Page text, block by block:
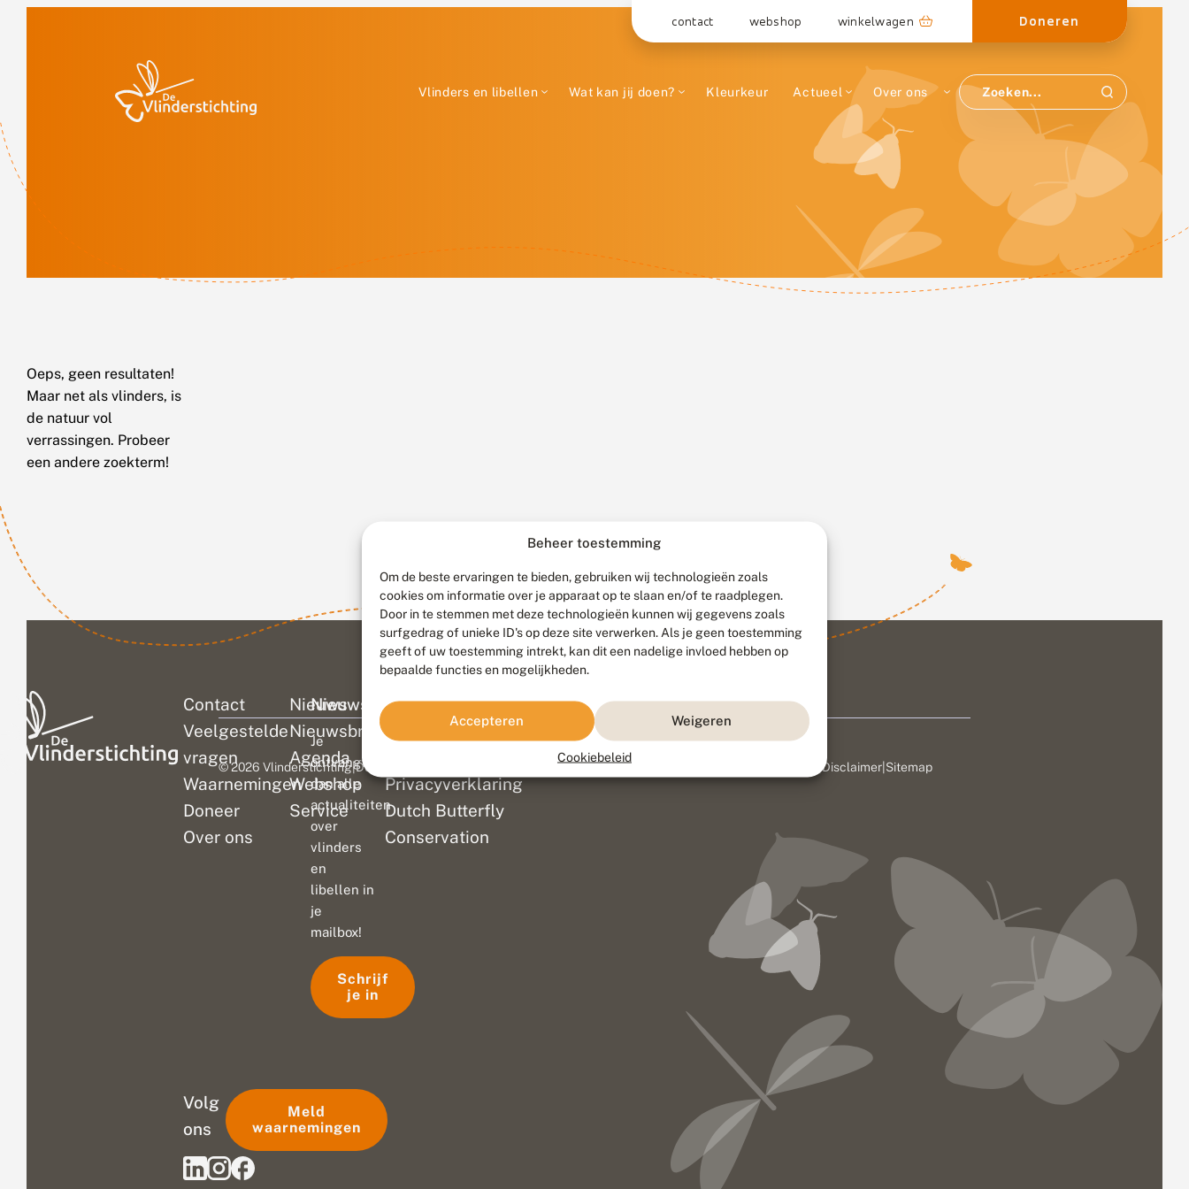
Beheer toestemming
Om de beste ervaringen te bieden, gebruiken wij technologieën zoals
cookies om informatie over je apparaat op te slaan en/of te raadplegen.
Door in te stemmen met deze technologieën kunnen wij gegevens zoals
surfgedrag of unieke ID's op deze site verwerken. Als je geen toestemming
geeft of uw toestemming intrekt, kan dit een nadelige invloed hebben op
bepaalde functies en mogelijkheden.
Accepteren Weigeren
Cookiebeleid
contact webshop winkelwagen Doneren
Vlinders en libellen Wat kan jij doen? Kleurkeur Actueel Over ons
Oeps, geen resultaten!
Maar net als vlinders, is
de natuur vol
verrassingen. Probeer
een andere zoekterm!
Contact
Veelgestelde
vragen
Waarnemingen
Doneer
Over ons
Nieuws
Nieuwsbrief
Agenda
Webshop
Service
Colofon
Disclaimer
Privacyverklaring
Dutch Butterfly
Conservation
Nieuwsbrief
Je
ontvangt
dan alle
actualiteiten
over
vlinders
en
libellen in
je
mailbox!
Schrijf
je in
Volg
ons
Meld
waarnemingen
© 2026 Vlinderstichting|Duurzaam ontwikkeld door Go2People, ontworpen door Disclaimer Sitemap